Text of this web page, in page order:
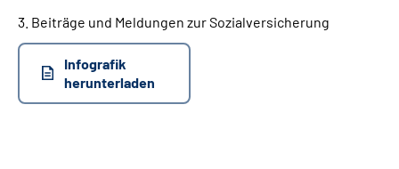
3. Beiträge und Meldungen zur Sozialversicherung
Infografik
herunterladen